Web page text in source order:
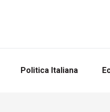
Politica Italiana